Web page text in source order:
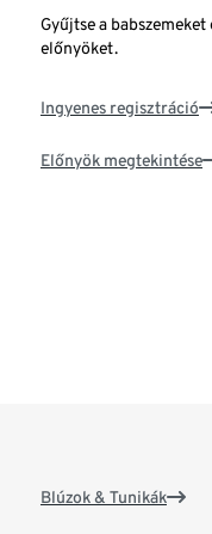
Gyűjtse a babszemeket
előnyöket.
Ingyenes regisztráció
Előnyök megtekintése
Blúzok & Tunikák